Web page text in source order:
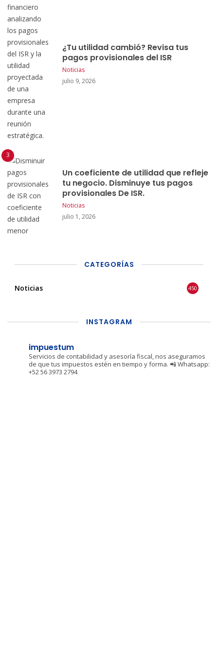
¿Tu utilidad cambió? Revisa tus
pagos provisionales del ISR
Noticias
julio 9, 2026
Un coeficiente de utilidad que refleje
tu negocio. Disminuye tus pagos
provisionales De ISR.
Noticias
julio 1, 2026
CATEGORÍAS
Noticias 450
INSTAGRAM
impuestum
Servicios de contabilidad y asesoría fiscal, nos aseguramos
de que tus impuestos estén en tiempo y forma. 📲 Whatsapp:
+52 56 3973 2794